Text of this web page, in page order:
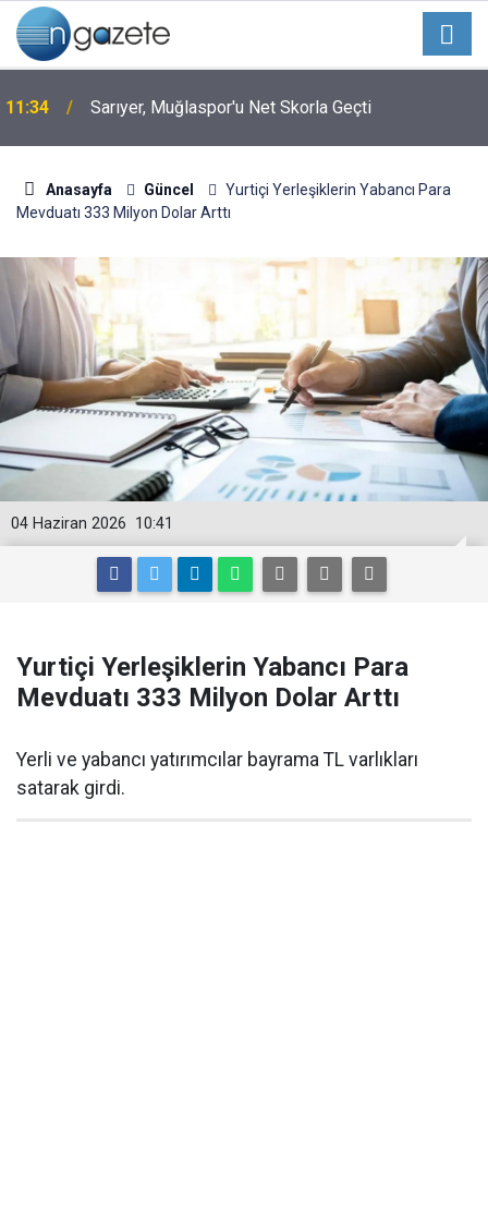
11:34 Sarıyer, Muğlaspor'u Net Skorla Geçti
Anasayfa Güncel
Yurtiçi Yerleşiklerin Yabancı Para
Mevduatı 333 Milyon Dolar Arttı
10:41
04 Haziran 2026
Yurtiçi Yerleşiklerin Yabancı Para
Mevduatı 333 Milyon Dolar Arttı
Yerli ve yabancı yatırımcılar bayrama TL varlıkları
satarak girdi.